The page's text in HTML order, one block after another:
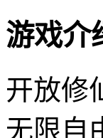
游戏介
开放修
无限自